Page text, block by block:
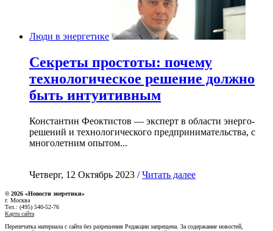
Люди в энергетике
Секреты простоты: почему
технологическое решение должно
быть интуитивным
Константин Феоктистов — эксперт в области энерго-
решений и технологического предпринимательства, с
многолетним опытом...
Четверг, 12 Октябрь 2023 /Читать далее
© 2026 «Новости энеретики»
г. Москва
Тел.: (495) 540-52-76
Карта сайта
Перепечатка материала с сайта без разрешения Редакции запрещена. За содержание новостей,